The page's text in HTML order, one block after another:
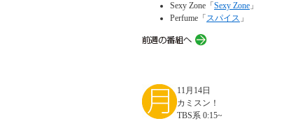
Sexy Zone「 Sexy Zone 」
Perfume「 スパイス 」
11月14日
カミスン！
TBS系 0:15~